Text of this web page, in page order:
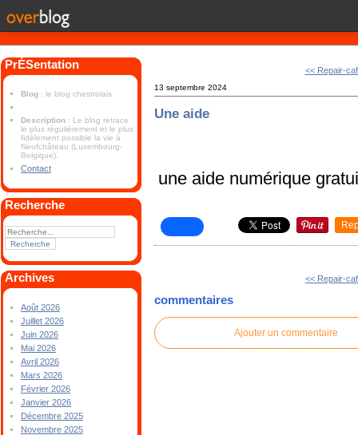
PrÉSentation
Blog : le blog chestrolais
Description : Le blog retrace
le plus régulièrement et le plus
fidèlement possible la vie à
Neufchâteau (Luxembourg-
Belgique).
Contact
Recherche
Archives
Août 2026
Juillet 2026
Juin 2026
Mai 2026
Avril 2026
Mars 2026
Février 2026
Janvier 2026
Décembre 2025
Novembre 2025
<< Repair-
13 septembre 2024
Une aide
une aide numérique
<< Repair-
commentaires
Ajouter un commentaire